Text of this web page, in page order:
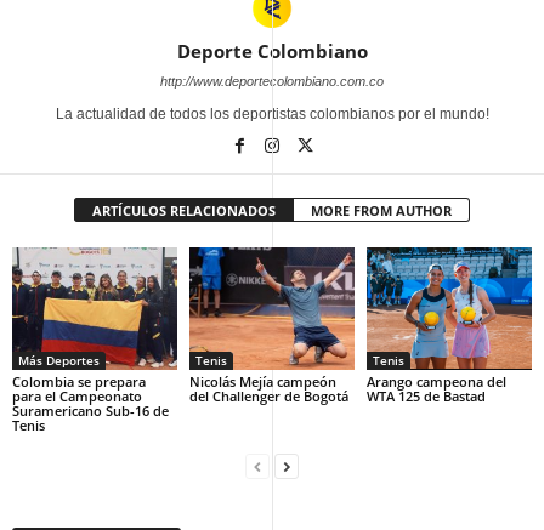
Deporte Colombiano
http://www.deportecolombiano.com.co
La actualidad de todos los deportistas colombianos por el mundo!
ARTÍCULOS RELACIONADOS MORE FROM AUTHOR
Más Deportes
Colombia se prepara
para el Campeonato
Suramericano Sub-16 de
Tenis
Tenis
Nicolás Mejía campeón
del Challenger de Bogotá
Tenis
Arango campeona del
WTA 125 de Bastad